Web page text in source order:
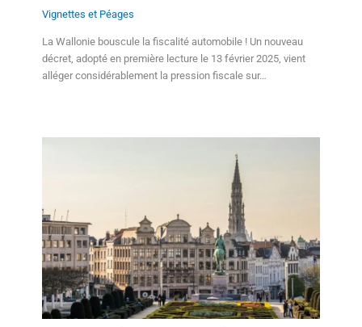
Vignettes et Péages
La Wallonie bouscule la fiscalité automobile ! Un nouveau
décret, adopté en première lecture le 13 février 2025, vient
alléger considérablement la pression fiscale sur…